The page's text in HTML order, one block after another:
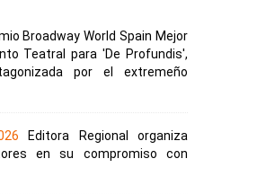
Broadway World Spain Mejor
Teatral para 'De Profundis',
por el extremeño
Editora Regional organiza
en su compromiso con